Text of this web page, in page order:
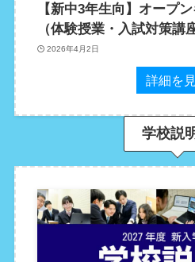
【新中3年生向】オープ
（体験授業・入試対策講
2026年4月2日
詳細を
学校説